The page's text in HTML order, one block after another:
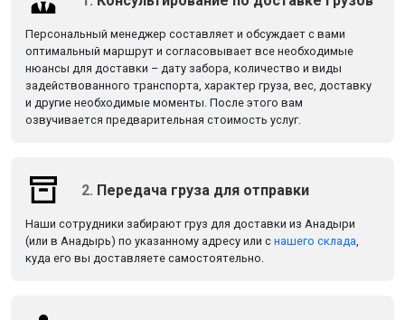
Персональный менеджер составляет и обсуждает с вами
оптимальный маршрут и согласовывает все необходимые
нюансы для доставки – дату забора, количество и виды
задействованного транспорта, характер груза, вес, доставку
и другие необходимые моменты. После этого вам
озвучивается предварительная стоимость услуг.
2. Передача груза для отправки
Наши сотрудники забирают груз для доставки из Анадыри
(или в Анадырь) по указанному адресу или с нашего склада,
куда его вы доставляете самостоятельно.